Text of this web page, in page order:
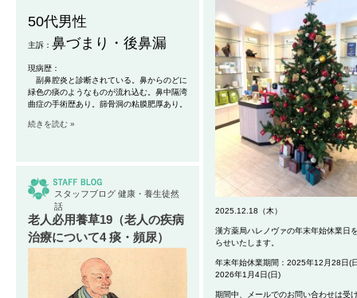
2025.12.18（木）
漢方薬局ハレノヴァの年末年始休業日
らせいたします。
年末年始休業期間：2025年12月28日(
2026年1月4日(日)
期間中、メールでのお問い合わせは受
50代男性
主訴： 鼻づまり・後鼻漏
現病歴：
副鼻腔炎と診断されている。鼻からのどに
緑色の痰のようなものが流れ込む。鼻中隔湾
曲症の手術歴あり。篩骨洞の粘膜肥厚あり。
続きを読む »
スタッフブログ 健康・養生徒然
話
老人必用養草19（老人の疾病
治療について4 痰・頻尿）